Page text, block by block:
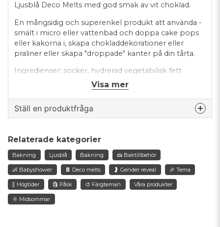
Ljusblå Deco Melts med god smak av vit choklad.
En mångsidig och superenkel produkt att använda -
smält i micro eller vattenbad och doppa cake pops
eller kakorna i, skapa chokladdekorationer eller
praliner eller skapa "droppade" kanter på din tårta.
Ingredienser: socker, hydrerad vegetabilisk fett
(palmkärna), mjölkpulver (skummet), färg: E153,
emulgeringsmedel: E492, E322 (solros). För
allergener, se ingredienser med fetstil. Denna
produkt är Halal-certifierad.
naturliga färgämnen.
Innehåll: 250gr
Visa mer
Ställ en produktfråga
Fråga oss något om denna produkten...
name
Namn
Relaterade kategorier
Bakning Ljusblå Bakning 🍰 Baktillbehör
👶 Babyshower 🍫 Deco melts 🤰 Gender reveal 🎉 Tema
🍾 Högtider 🗿 Påsk 🎨 Färgteman Våra produkter
🌞 Midsommar